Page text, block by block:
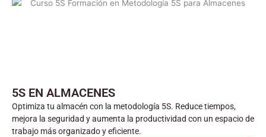
5S EN ALMACENES
Optimiza tu almacén con la metodología 5S. Reduce tiempos,
mejora la seguridad y aumenta la productividad con un espacio de
trabajo más organizado y eficiente.